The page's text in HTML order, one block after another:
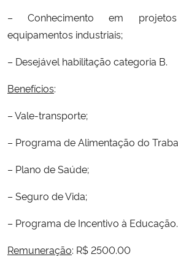
Advocacia-Geral da União
Planalto
– Conhecimento em
equipamentos industriais;
– Desejável habilitação categoria B.
Benefícios:
– Vale-transporte;
– Programa de Alimentação do
– Plano de Saúde;
– Seguro de Vida;
– Programa de Incentivo à Educação.
Remuneração: R$ 2500.00